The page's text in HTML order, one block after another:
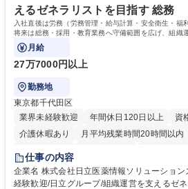
えるゼネラリストを目指す 総務
入社直後は労務（労務管理・給与計算・安全衛生・福
将来は総務・採用・教育業務へ守備範囲を広げ、組織
ます。
月給
27万7000円以上
勤務地
東京都千代田区
業界未経験歓迎
年間休日120日以上
資
介護休暇あり
月平均残業時間20時間以内
住宅手当あり
育休あり
完全週休2日制 交通費支給
仕事の内容
企業名 株式会社日立医薬情報ソリューションズ 求人名 【総務・人事
経験歓迎/日立グループ/組織運営を支えるゼネラリ